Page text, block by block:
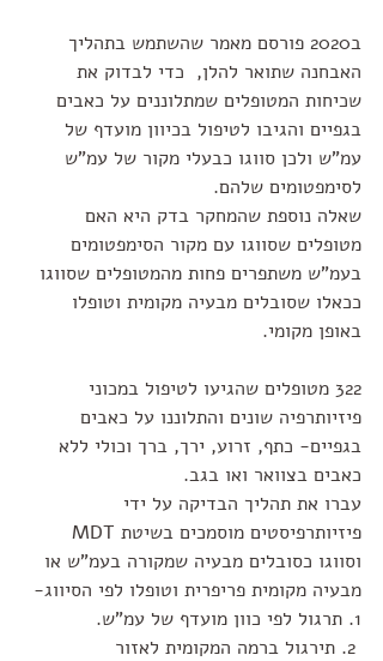
ב2020 פורסם מאמר שהשתמש בתהליך
האבחנה שתואר להלן,  כדי לבדוק את
שכיחות המטופלים שמתלוננים על כאבים
בגפיים והגיבו לטיפול בכיוון מועדף של
עמ"ש ולכן סווגו כבעלי מקור של עמ"ש
לסימפטומים שלהם.
שאלה נוספת שהמחקר בדק היא האם
מטופלים שסווגו עם מקור הסימפטומים
בעמ"ש משתפרים פחות מהמטופלים שסווגו
ככאלו שסובלים מבעיה מקומית וטופלו
באופן מקומי.
322 מטופלים שהגיעו לטיפול במכוני
פיזיותרפיה שונים והתלוננו על כאבים
בגפיים- כתף, זרוע, ירך, ברך וכולי ללא
כאבים בצוואר ואו בגב.
עברו את תהליך הבדיקה על ידי
וסווגו כסובלים מבעיה שמקורה בעמ"ש או
מבעיה מקומית פריפרית וטופלו לפי הסיווג-
1. תרגול לפי כוון מועדף של עמ"ש.
2. תירגול ברמה המקומית לאזור